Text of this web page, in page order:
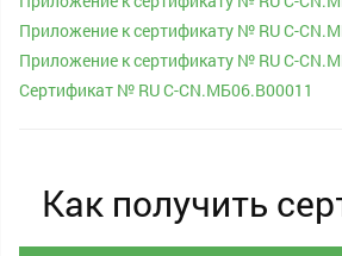
Приложение к сертификату № RU С-
Приложение к сертификату № RU С-
Сертификат № RU С-CN.МБ06.В00011
Как получить